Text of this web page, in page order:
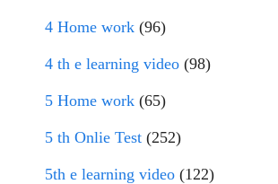
4 Home work (96)
4 th e learning video (98)
5 Home work (65)
5 th Onlie Test (252)
5th e learning video (122)